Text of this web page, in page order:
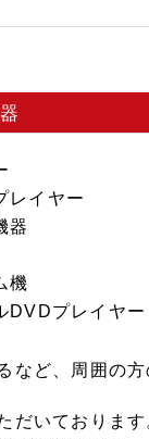
レイヤー
器
機
DVDプレイヤー
など、周囲の
だいております